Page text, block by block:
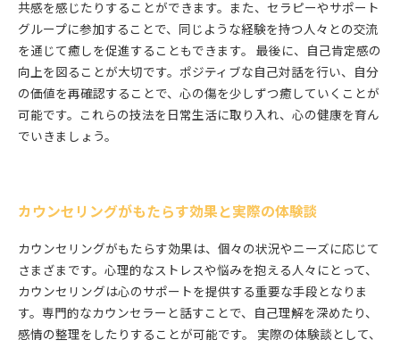
共感を感じたりすることができます。また、セラピーやサポート
グループに参加することで、同じような経験を持つ人々との交流
を通じて癒しを促進することもできます。 最後に、自己肯定感の
向上を図ることが大切です。ポジティブな自己対話を行い、自分
の価値を再確認することで、心の傷を少しずつ癒していくことが
可能です。これらの技法を日常生活に取り入れ、心の健康を育ん
でいきましょう。
カウンセリングがもたらす効果と実際の体験談
カウンセリングがもたらす効果は、個々の状況やニーズに応じて
さまざまです。心理的なストレスや悩みを抱える人々にとって、
カウンセリングは心のサポートを提供する重要な手段となりま
す。専門的なカウンセラーと話すことで、自己理解を深めたり、
感情の整理をしたりすることが可能です。 実際の体験談として、